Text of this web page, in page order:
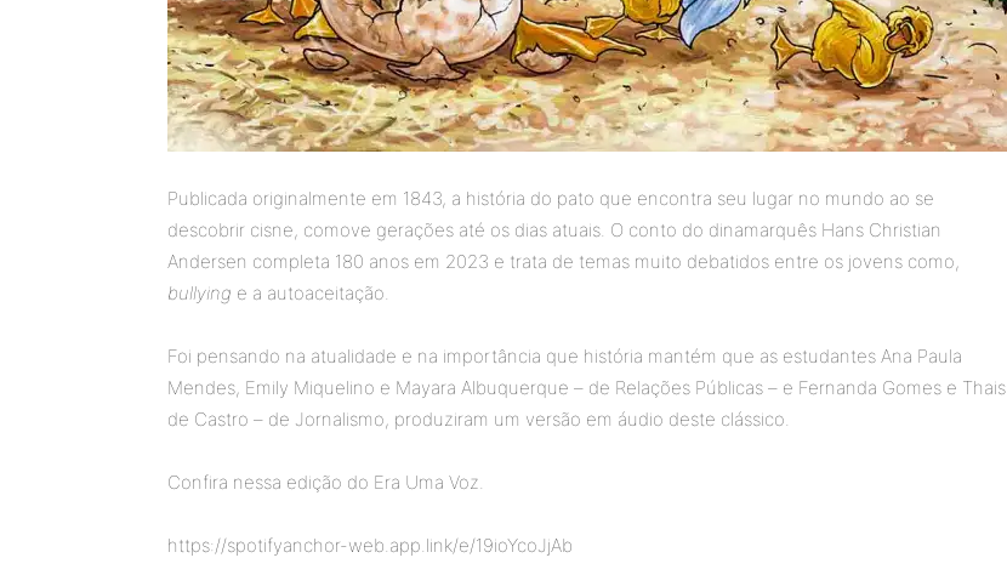
Publicada originalmente em 1843, a história do pato que encontra seu lugar no mundo ao se
descobrir cisne, comove gerações até os dias atuais. O conto do dinamarquês Hans Christian
Andersen completa 180 anos em 2023 e trata de temas muito debatidos entre os jovens como,
bullying e a autoaceitação.
Foi pensando na atualidade e na importância que história mantém que as estudantes Ana Paula
Mendes, Emily Miquelino e Mayara Albuquerque – de Relações Públicas – e Fernanda Gomes e Thais
de Castro – de Jornalismo, produziram um versão em áudio deste clássico.
Confira nessa edição do Era Uma Voz.
https://spotifyanchor-web.app.link/e/19ioYcoJjAb